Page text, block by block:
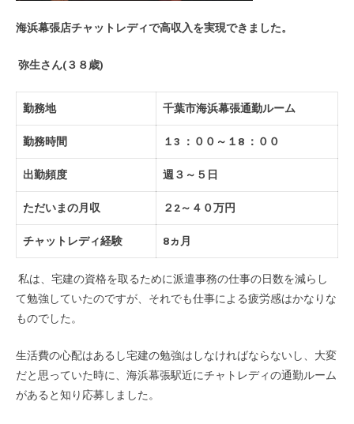
海浜幕張店チャットレディで高収入を実現できました。
弥生さん(３８歳)
勤務地 千葉市海浜幕張通勤ルーム
勤務時間 １3 ：００～１ 8 ：００
出勤頻度 週３～５日
ただいまの月収 ２ 2～４０万円
チャットレディ経験 8ヵ月
私は、宅建の資格を取るために派遣事務の仕事の日数を減らし
て勉強していたのですが、それでも仕事による疲労感はかなりな
ものでした。
生活費の心配はあるし宅建の勉強はしなければならないし、大変
だと思っていた時に、海浜幕張駅近にチャトレディの通勤ルーム
があると知り応募しました。